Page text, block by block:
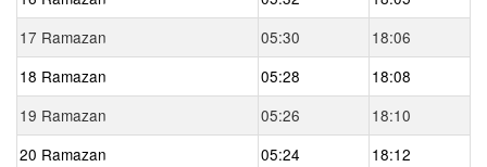
17 Ramazan
05:30
18:06
18 Ramazan
05:28
18:08
19 Ramazan
05:26
18:10
20 Ramazan
05:24
18:12